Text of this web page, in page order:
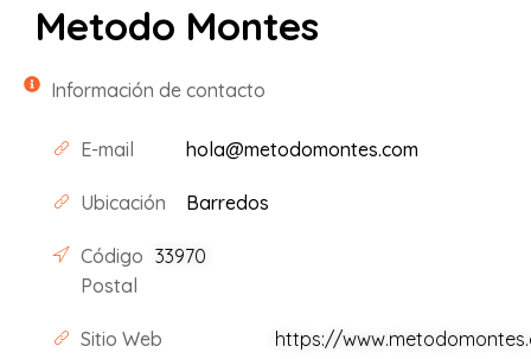
Metodo Montes
Información de contacto
E-mail hola@metodomontes.com
Ubicación Barredos
Código
Postal
33970
Sitio Web https://